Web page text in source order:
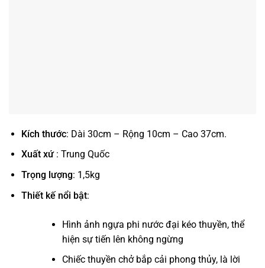
Kích thước: Dài 30cm – Rộng 10cm – Cao 37cm.
Xuất xứ: Trung Quốc
Trọng lượng: 1,5kg
Thiết kế nổi bật:
Hình ảnh ngựa phi nước đại kéo thuyền, thể
hiện sự tiến lên không ngừng
Chiếc thuyền chở bắp cải phong thủy, là lời